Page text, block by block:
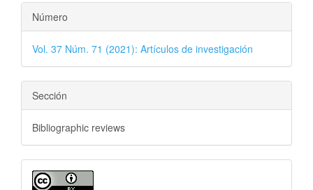
Número
Vol. 37 Núm. 71 (2021): Artículos de investigación
Sección
Bibliographic reviews